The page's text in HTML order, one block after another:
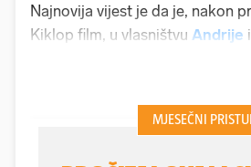
Najnovija vijest je da je, nakon
Kiklop film, u vlasništvu Andrije i